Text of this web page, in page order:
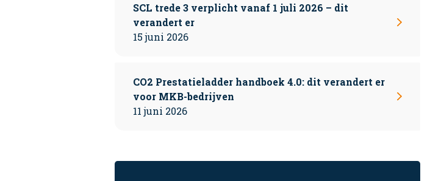
SCL trede 3 verplicht vanaf 1 juli 2026 – dit
verandert er
15 juni 2026
CO2 Prestatieladder handboek 4.0: dit verandert er
voor MKB-bedrijven
11 juni 2026